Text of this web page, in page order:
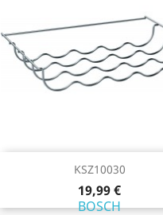
KSZ10030
19,99 €
BOSCH